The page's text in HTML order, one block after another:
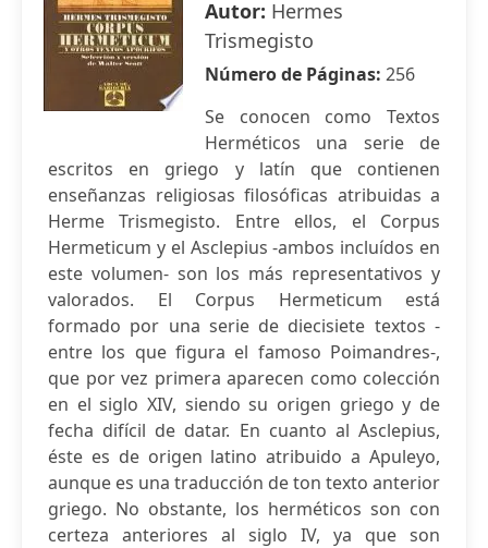
Autor: Hermes
Trismegisto
Número de Páginas: 256
Se conocen como Textos
Herméticos una serie de
escritos en griego y latín que contienen
enseñanzas religiosas filosóficas atribuidas a
Herme Trismegisto. Entre ellos, el Corpus
Hermeticum y el Asclepius -ambos incluídos en
este volumen- son los más representativos y
valorados. El Corpus Hermeticum está
formado por una serie de diecisiete textos -
entre los que figura el famoso Poimandres-,
que por vez primera aparecen como colección
en el siglo XIV, siendo su origen griego y de
fecha difícil de datar. En cuanto al Asclepius,
éste es de origen latino atribuido a Apuleyo,
aunque es una traducción de ton texto anterior
griego. No obstante, los herméticos son con
certeza anteriores al siglo IV, ya que son